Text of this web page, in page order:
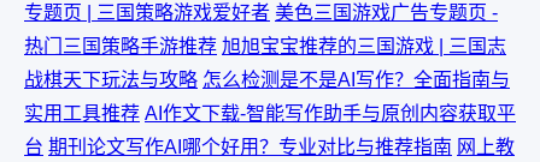
专题页 | 三国策略游戏爱好者 美色三国游戏广告专题页 -
热门三国策略手游推荐 旭旭宝宝推荐的三国游戏 | 三国志
战棋天下玩法与攻略 怎么检测是不是AI写作？全面指南与
实用工具推荐 AI作文下载-智能写作助手与原创内容获取平
台 期刊论文写作AI哪个好用？专业对比与推荐指南 网上教